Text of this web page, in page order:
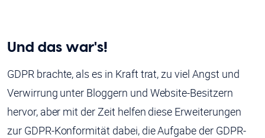
Und das war's!
GDPR brachte, als es in Kraft trat, zu viel Angst und
Verwirrung unter Bloggern und Website-Besitzern
hervor, aber mit der Zeit helfen diese Erweiterungen
zur GDPR-Konformität dabei, die Aufgabe der GDPR-